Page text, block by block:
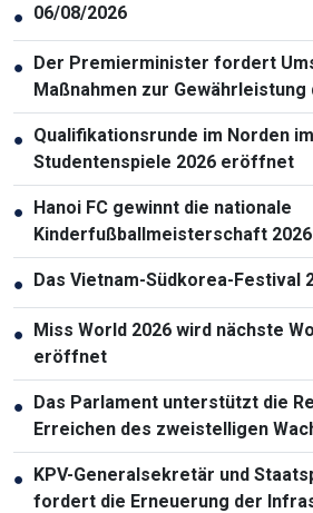
● 06/08/2026
● Der Premierminister fordert
Maßnahmen zur
● Qualifikationsrunde im Norden
Studentenspiele 2026 eröffnet
● Hanoi FC gewinnt die nationale
Kinderfußballmeisterschaft 2026
● Das Vietnam-Südkorea-Festival
● Miss World 2026 wird nächste
eröffnet
● Das Parlament unterstützt die
Erreichen des zweistelligen
● KPV-Generalsekretär und
fordert die Erneuerung der